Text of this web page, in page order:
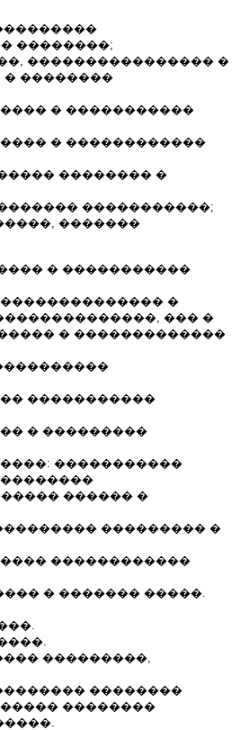
��������;
���������������� �
� ��������
� �����������
� ������������
�������� �
�����������;
�������
� �����������
�
��� �
� �������������
�����������
� ���������
�����������
������ �
��������� �
������������
� ������� �����.
���������,
��������
��������